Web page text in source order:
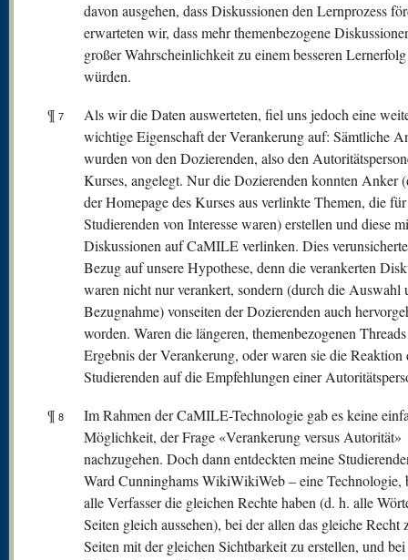
davon ausgehen, dass Diskussionen den Lernprozess
erwarteten wir, dass mehr themenbezogene
großer Wahrscheinlichkeit zu einem besseren
würden.
¶ 7
Als wir die Daten auswerteten, fiel uns jedoch eine
wichtige Eigenschaft der Verankerung auf: Sämtliche
wurden von den Dozierenden, also den
Kurses, angelegt. Nur die Dozierenden konnten Anker
der Homepage des Kurses aus verlinkte Themen, die
Studierenden von Interesse waren) erstellen und diese
Diskussionen auf CaMILE verlinken. Dies
Bezug auf unsere Hypothese, denn die verankerten
waren nicht nur verankert, sondern (durch die Auswahl
Bezugnahme) vonseiten der Dozierenden auch
worden. Waren die längeren, themenbezogenen
Ergebnis der Verankerung, oder waren sie die Reaktion
Studierenden auf die Empfehlungen einer
¶ 8
Im Rahmen der CaMILE-Technologie gab es keine
Möglichkeit, der Frage «Verankerung versus Autorität»
nachzugehen. Doch dann entdeckten meine
Ward Cunninghams WikiWikiWeb – eine Technologie,
alle Verfasser die gleichen Rechte haben (d. h. alle
Seiten gleich aussehen), bei der allen das gleiche Recht
Seiten mit der gleichen Sichtbarkeit zu erstellen, und